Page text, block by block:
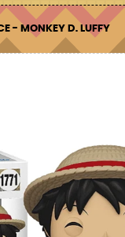
- MONKEY D. LUFFY